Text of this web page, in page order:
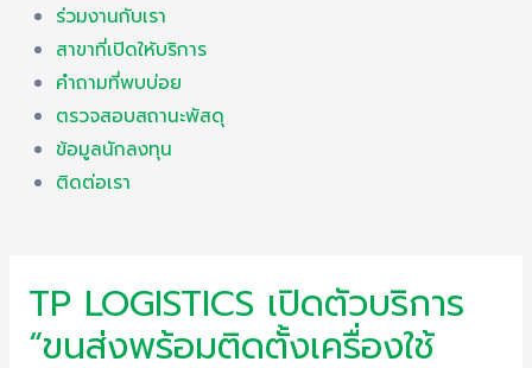
ร่วมงานกับเรา
สาขาที่เปิดให้บริการ
คำถามที่พบบ่อย
ตรวจสอบสถานะพัสดุ
ข้อมูลนักลงทุน
ติดต่อเรา
TP LOGISTICS เปิดตัวบริการ
“ขนส่งพร้อมติดตั้งเครื่องใช้